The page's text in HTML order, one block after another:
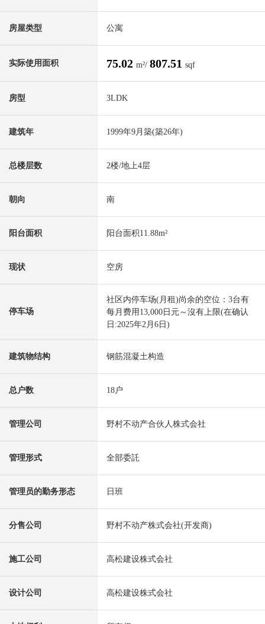
房屋类型 公寓
实际使用面积 75.02 m²/ 807.51 sqf
房型 3LDK
建筑年 1999年9月築(築26年)
总楼层数 2楼/地上4层
朝向 南
阳台面积 阳台面积11.88m²
现状 空房
停车场
社区内停车场(月租)尚余的空位：3台有
每月费用13,000日元～沒有上限(在确认
日:2025年2月6日)
建筑物结构 钢筋混凝土构造
总户数 18户
管理公司 野村不动产合伙人株式会社
管理形式 全部委託
管理员的勤务形态 日班
分售公司 野村不动产株式会社(开发商)
施工公司 高松建设株式会社
设计公司 高松建设株式会社